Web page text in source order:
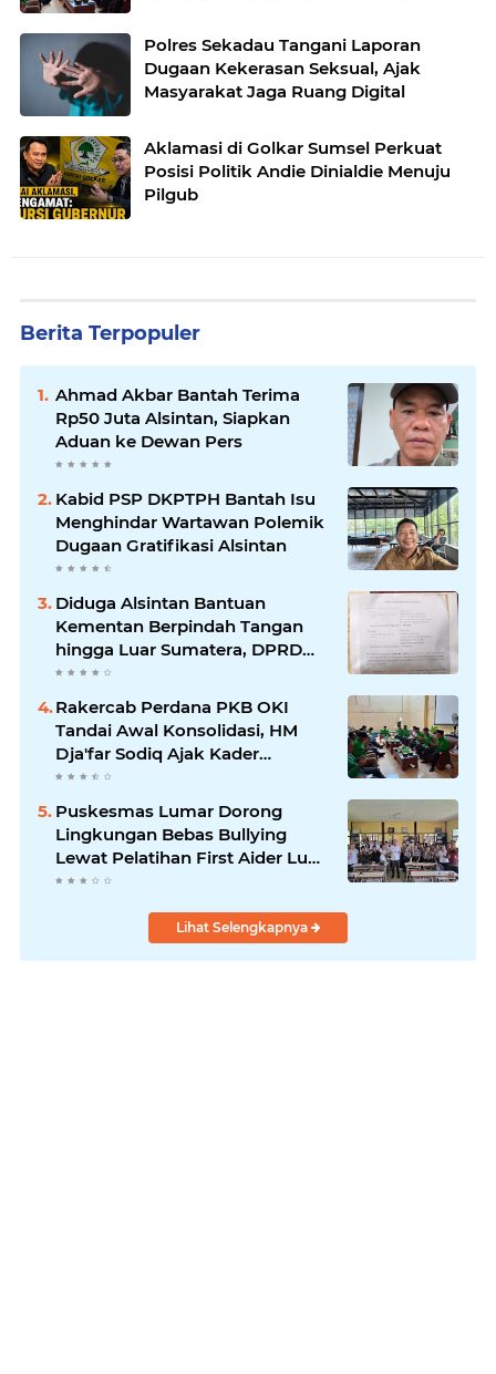
Polres Sekadau Tangani Laporan
Dugaan Kekerasan Seksual, Ajak
Masyarakat Jaga Ruang Digital
Aklamasi di Golkar Sumsel Perkuat
Posisi Politik Andie Dinialdie Menuju
Pilgub
Berita Terpopuler
Ahmad Akbar Bantah Terima
Rp50 Juta Alsintan, Siapkan
Aduan ke Dewan Pers
Kabid PSP DKPTPH Bantah Isu
Menghindar Wartawan Polemik
Dugaan Gratifikasi Alsintan
Diduga Alsintan Bantuan
Kementan Berpindah Tangan
hingga Luar Sumatera, DPRD
Sumsel Minta Aparat Usut
Tuntas
Rakercab Perdana PKB OKI
Tandai Awal Konsolidasi, HM
Dja'far Sodiq Ajak Kader
Tinggalkan Dinamika Internal
Puskesmas Lumar Dorong
Lingkungan Bebas Bullying
Lewat Pelatihan First Aider Luka
Psikologis di SMAN 01
Lihat Selengkapnya